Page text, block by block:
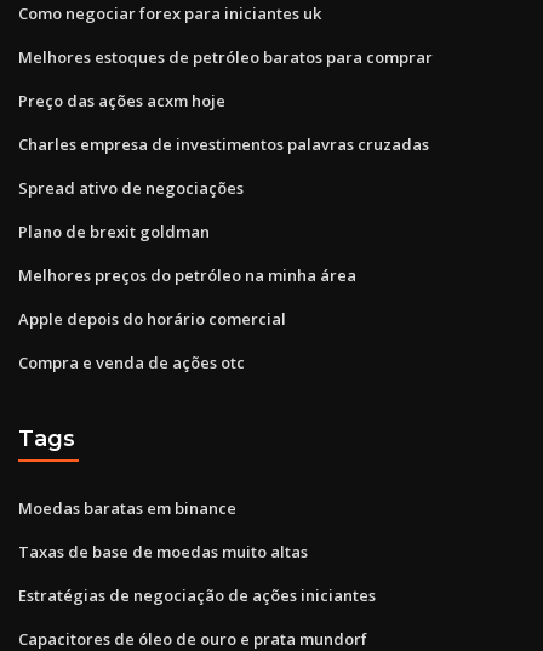
Como negociar forex para iniciantes uk
Melhores estoques de petróleo baratos para comprar
Preço das ações acxm hoje
Charles empresa de investimentos palavras cruzadas
Spread ativo de negociações
Plano de brexit goldman
Melhores preços do petróleo na minha área
Apple depois do horário comercial
Compra e venda de ações otc
Tags
Moedas baratas em binance
Taxas de base de moedas muito altas
Estratégias de negociação de ações iniciantes
Capacitores de óleo de ouro e prata mundorf